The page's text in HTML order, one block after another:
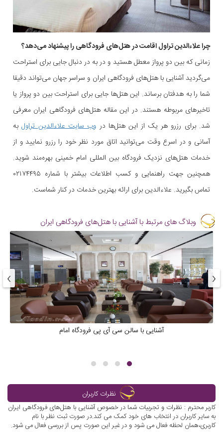
چرا علاءالدین تراول اقامت در هتل‌های فرودگاهی را پیشنهاد می‌دهد؟
زمانی که بین دو پرواز معطل هستید و در به در دنبال جایی برای استراحت
می‌گردید آشنایی با هتل‌های فرودگاهی ایران و سراسر جهان می‌تواند دقیقا
شما را به هدفتان برساند. این هتل‌ها جایی برای استراحت بین دو پرواز یا
تاخیرهای مربوطه هستند. در این مقاله هتل‌های فرودگاهی ایران معرفی
شد. برای رزرو هر یک از این هتل‌ها در وب سایت علاءالدین تراولبه
آسانی و در اسرع وقت می‌توانید اتاق مورد نظر خود را رزرو نمایید و از
خدمات هتل‌های نزدیک فرودگاه بین المللی امام خمینی بهره‌مند شوید.
همچنین جهت راهنمایی و کسب اطلاعات بیشتر با شماره ۰۲۱۷۴۴۹۵
تماس بگیرید. علاءالدین برای ارائه بهترین خدمات در کنار شماست.
وبلاگ های مرتبط با آشنایی با هتل‌های فرودگاهی ایران
آشنایی با سالن سی آی پی فرودگاه امام
‹
›
نظرات کاربران
کاربر محترم : نظرات و تجربیات شما در خصوص آشنایی با هتل‌های فرودگاهی ایران
به سایر کاربران در انتخاب های خود کمک می کند.در صورت ثبت نظر با نام
کاربری،همان لحظه فعال می شود و در غیر این صورت پس از بررسی فعال می شود.